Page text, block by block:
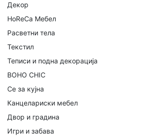
Декор
HoReCa Мебел
Расветни тела
Текстил
Теписи и подна декорација
BOHO CHIC
Се за кујна
Канцелариски мебел
Двор и градина
Игри и забава